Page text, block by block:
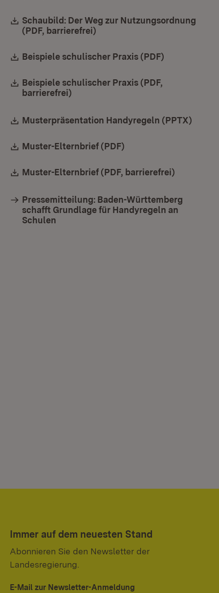
Download:
Schaubild: Der Weg zur Nutzungsordnung
(PDF, barrierefrei)
Download:
Beispiele schulischer Praxis (PDF)
Download:
Beispiele schulischer Praxis (PDF,
barrierefrei)
Download:
Musterpräsentation Handyregeln (PPTX)
Download:
Muster-Elternbrief (PDF)
Download:
Muster-Elternbrief (PDF, barrierefrei)
Pressemitteilung: Baden-Württemberg
schafft Grundlage für Handyregeln an
Schulen
Immer auf dem neuesten Stand
Abonnieren Sie den Newsletter der
Landesregierung.
E-Mail zur Newsletter-Anmeldung